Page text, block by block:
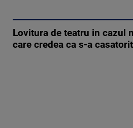
Lovitura de teatru in cazul
care credea ca s-a